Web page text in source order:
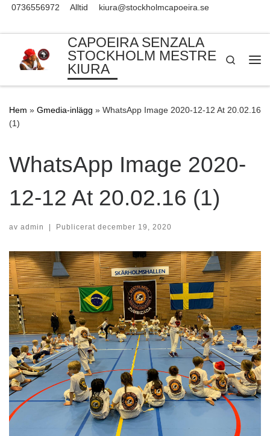
0736556972 Alltid kiura@stockholmcapoeira.se
CAPOEIRA SENZALA
STOCKHOLM MESTRE
KIURA
Search
Hem » Gmedia-inlägg » WhatsApp Image 2020-12-12 At 20.02.16
(1)
WhatsApp Image 2020-
12-12 At 20.02.16 (1)
av admin | Publicerat december 19, 2020